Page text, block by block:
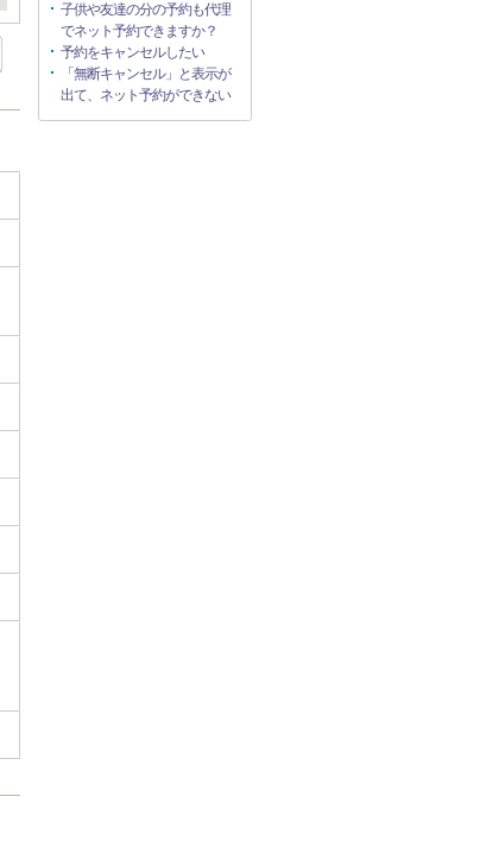
子供や友達の分の予約も代理
でネット予約できますか？
予約をキャンセルしたい
「無断キャンセル」と表示が
出て、ネット予約ができない